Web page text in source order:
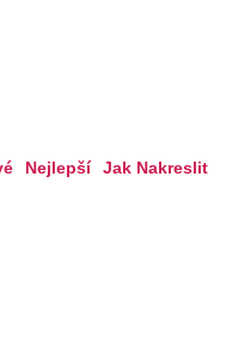
Nejlepší Jak Nakreslit